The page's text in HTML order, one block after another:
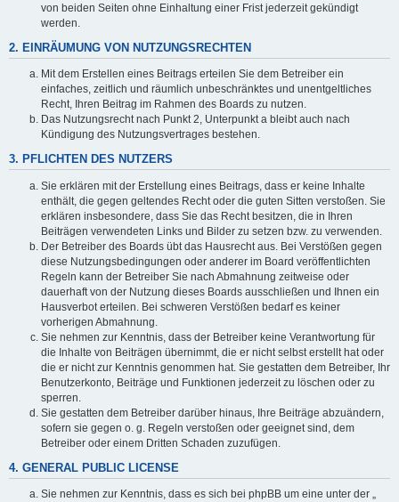
von beiden Seiten ohne Einhaltung einer Frist jederzeit gekündigt
werden.
2. EINRÄUMUNG VON NUTZUNGSRECHTEN
Mit dem Erstellen eines Beitrags erteilen Sie dem Betreiber ein
einfaches, zeitlich und räumlich unbeschränktes und unentgeltliches
Recht, Ihren Beitrag im Rahmen des Boards zu nutzen.
Das Nutzungsrecht nach Punkt 2, Unterpunkt a bleibt auch nach
Kündigung des Nutzungsvertrages bestehen.
3. PFLICHTEN DES NUTZERS
Sie erklären mit der Erstellung eines Beitrags, dass er keine Inhalte
enthält, die gegen geltendes Recht oder die guten Sitten verstoßen. Sie
erklären insbesondere, dass Sie das Recht besitzen, die in Ihren
Beiträgen verwendeten Links und Bilder zu setzen bzw. zu verwenden.
Der Betreiber des Boards übt das Hausrecht aus. Bei Verstößen gegen
diese Nutzungsbedingungen oder anderer im Board veröffentlichten
Regeln kann der Betreiber Sie nach Abmahnung zeitweise oder
dauerhaft von der Nutzung dieses Boards ausschließen und Ihnen ein
Hausverbot erteilen. Bei schweren Verstößen bedarf es keiner
vorherigen Abmahnung.
Sie nehmen zur Kenntnis, dass der Betreiber keine Verantwortung für
die Inhalte von Beiträgen übernimmt, die er nicht selbst erstellt hat oder
die er nicht zur Kenntnis genommen hat. Sie gestatten dem Betreiber, Ihr
Benutzerkonto, Beiträge und Funktionen jederzeit zu löschen oder zu
sperren.
Sie gestatten dem Betreiber darüber hinaus, Ihre Beiträge abzuändern,
sofern sie gegen o. g. Regeln verstoßen oder geeignet sind, dem
Betreiber oder einem Dritten Schaden zuzufügen.
4. GENERAL PUBLIC LICENSE
Sie nehmen zur Kenntnis, dass es sich bei phpBB um eine unter der „